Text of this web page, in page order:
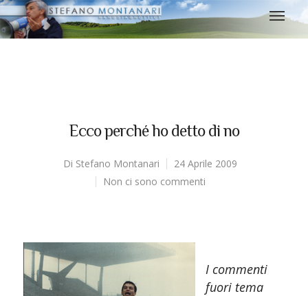
Ecco perché ho detto di no
Di Stefano Montanari
24 Aprile 2009
Non ci sono commenti
I commenti
fuori tema